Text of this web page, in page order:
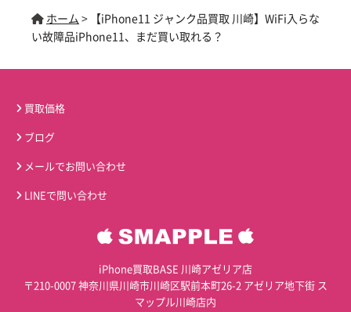
ホーム > 【iPhone11 ジャンク品買取 川崎】WiFi入らな
い故障品iPhone11、まだ買い取れる？
買取価格
ブログ
メールでお問い合わせ
LINEで問い合わせ
iPhone買取BASE 川崎アゼリア店
〒210-0007 神奈川県川崎市川崎区駅前本町26-2 アゼリア地下街 ス
マップル川崎店内